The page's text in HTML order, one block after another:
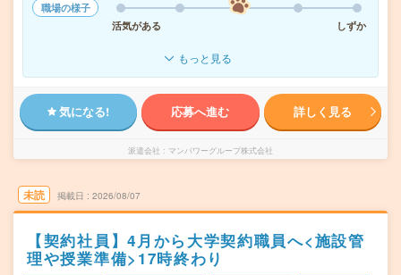
職場の様子
活気がある
しずか
もっと見る
気になる! 応募へ進む 詳しく見る
派遣会社 マンパワーグループ株式会社
未読 掲載日 2026/08/07
【契約社員】4月から大学契約職員へ<施設管
理や授業準備>17時終わり